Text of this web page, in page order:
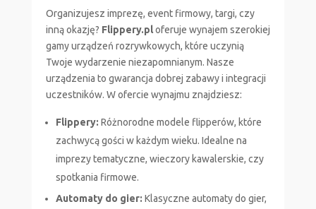
Organizujesz imprezę, event firmowy, targi, czy
inną okazję? Flippery.ploferuje wynajem szerokiej
gamy urządzeń rozrywkowych, które uczynią
Twoje wydarzenie niezapomnianym. Nasze
urządzenia to gwarancja dobrej zabawy i integracji
uczestników. W ofercie wynajmu znajdziesz:
Flippery: Różnorodne modele flipperów, które
zachwycą gości w każdym wieku. Idealne na
imprezy tematyczne, wieczory kawalerskie, czy
spotkania firmowe.
Automaty do gier: Klasyczne automaty do gier,